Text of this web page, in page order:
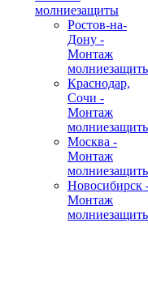
молниезащиты
Ростов-на-
Дону -
Монтаж
Краснодар,
Сочи -
Монтаж
Москва -
Монтаж
Новосибирск
Монтаж